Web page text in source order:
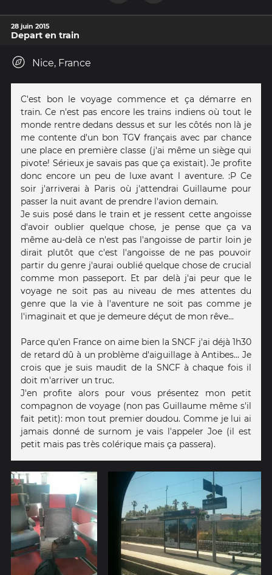
28 juin 2015
Depart en train
Nice, France
C'est bon le voyage commence et ça démarre en
train. Ce n'est pas encore les trains indiens où tout le
monde rentre dedans dessus et sur les côtés non là je
me contente d'un bon TGV français avec par chance
une place en première classe (j'ai même un siège qui
pivote! Sérieux je savais pas que ça existait). Je profite
donc encore un peu de luxe avant l aventure. :P Ce
soir j'arriverai à Paris où j'attendrai Guillaume pour
passer la nuit avant de prendre l'avion demain.
Je suis posé dans le train et je ressent cette angoisse
d'avoir oublier quelque chose, je pense que ça va
même au-delà ce n'est pas l'angoisse de partir loin je
dirait plutôt que c'est l'angoisse de ne pas pouvoir
partir du genre j'aurai oublié quelque chose de crucial
comme mon passeport. Et par delà j'ai peur que le
voyage ne soit pas au niveau de mes attentes du
genre que la vie à l'aventure ne soit pas comme je
l'imaginait et que je demeure déçut de mon rêve...
Parce qu'en France on aime bien la SNCF j'ai déjà 1h30
de retard dû à un problème d'aiguillage à Antibes... Je
crois que je suis maudit de la SNCF à chaque fois il
doit m'arriver un truc.
J'en profite alors pour vous présentez mon petit
compagnon de voyage (non pas Guillaume même s'il
fait petit): mon tout premier doudou. Comme je lui ai
jamais donné de surnom je vais l'appeler Joe (il est
petit mais pas très colérique mais ça passera).